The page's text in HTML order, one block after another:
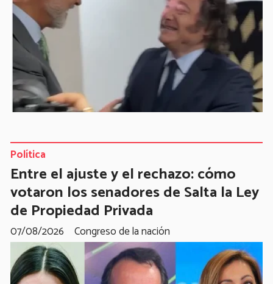
Entre el ajuste y el rechazo: cómo
votaron los senadores de Salta la Ley
de Propiedad Privada
Congreso de la nación
Política
07/08/2026